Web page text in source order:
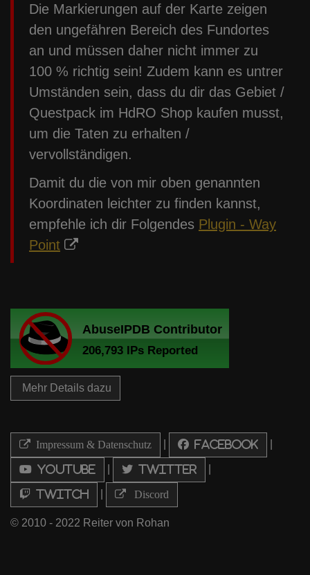
Die Markierungen auf der Karte zeigen
den ungefähren Bereich des Fundortes
an und müssen daher nicht immer zu
100 % richtig sein! Zudem kann es untrer
Umständen sein, dass du dir das Gebiet /
Questpack im HdRO Shop kaufen musst,
um die Taten zu erhalten /
vervollständigen.
Damit du die von mir oben genannten
Koordinaten leichter zu finden kannst,
empfehle ich dir Folgendes Plugin - Way
Point
Mehr Details dazu
Impressum & Datenschutz Facebook
Youtube Twitter
Twitch Discord
© 2010 - 2022 Reiter von Rohan